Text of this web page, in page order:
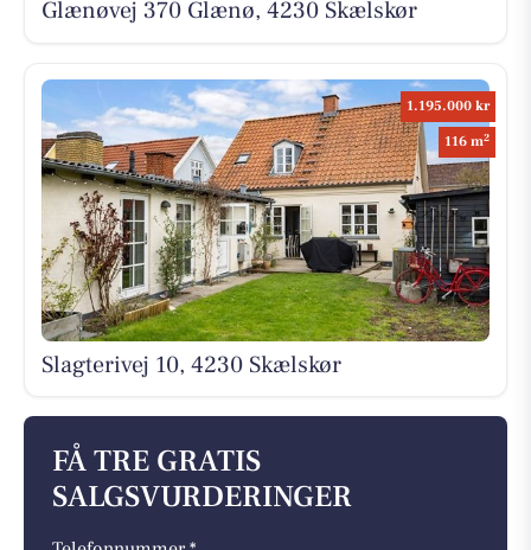
Glænøvej 370 Glænø, 4230 Skælskør
1.195.000 kr
116 m2
Slagterivej 10, 4230 Skælskør
FÅ TRE GRATIS
SALGSVURDERINGER